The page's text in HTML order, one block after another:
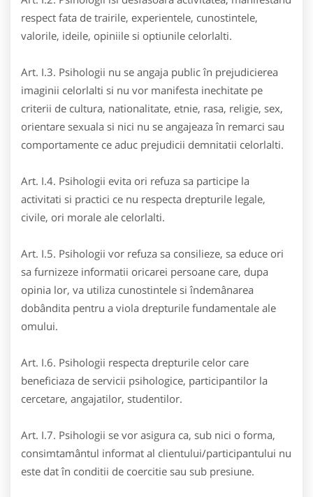
respect fata de trairile, experientele, cunostintele,
valorile, ideile, opiniile si optiunile celorlalti.
Art. I.3. Psihologii nu se angaja public în prejudicierea
imaginii celorlalti si nu vor manifesta inechitate pe
criterii de cultura, nationalitate, etnie, rasa, religie, sex,
orientare sexuala si nici nu se angajeaza în remarci sau
comportamente ce aduc prejudicii demnitatii celorlalti.
Art. I.4. Psihologii evita ori refuza sa participe la
activitati si practici ce nu respecta drepturile legale,
civile, ori morale ale celorlalti.
Art. I.5. Psihologii vor refuza sa consilieze, sa educe ori
sa furnizeze informatii oricarei persoane care, dupa
opinia lor, va utiliza cunostintele si îndemânarea
dobândita pentru a viola drepturile fundamentale ale
omului.
Art. I.6. Psihologii respecta drepturile celor care
beneficiaza de servicii psihologice, participantilor la
cercetare, angajatilor, studentilor.
Art. I.7. Psihologii se vor asigura ca, sub nici o forma,
consimtamântul informat al clientului/participantului nu
este dat în conditii de coercitie sau sub presiune.